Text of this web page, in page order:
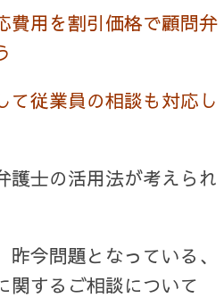
費用を割引価格で顧問弁
て従業員の相談も対応し
護士の活用法が考えられ
今問題となっている、
関するご相談について